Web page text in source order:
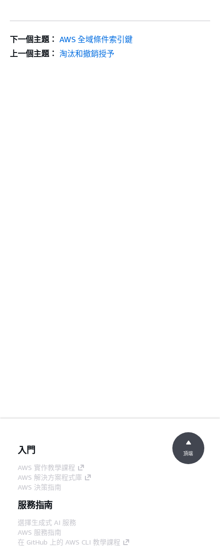
下一個主題： AWS 全域條件索引鍵
上一個主題： 淘汰和撤銷授予
入門
AWS 實作教學課程
AWS 解決方案程式庫
AWS 決策指南
服務指南
選擇生成式 AI 服務
AWS 服務指南
在 GitHub 上的 AWS CLI 教學課程
頂端